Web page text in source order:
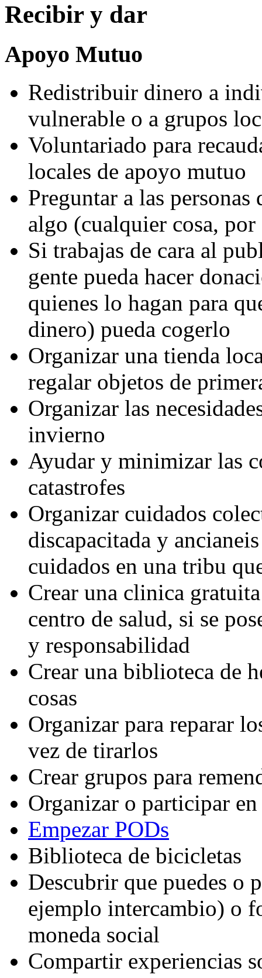
Recibir y dar
Apoyo Mutuo
Redistribuir dinero a
vulnerable o a grupos
Voluntariado para
locales de apoyo mutuo
Preguntar a las
algo (cualquier cosa,
Si trabajas de cara al
gente pueda hacer
quienes lo hagan para
dinero) pueda cogerlo
Organizar una tienda
regalar objetos de
Organizar las
invierno
Ayudar y minimizar las
catastrofes
Organizar cuidados
discapacitada y
cuidados en una tribu
Crear una clinica
centro de salud, si se
y responsabilidad
Crear una biblioteca de
cosas
Organizar para reparar
vez de tirarlos
Crear grupos para
Organizar o participar
Empezar PODs
Biblioteca de bicicletas
Descubrir que puedes o
ejemplo intercambio) o
moneda social
Compartir experiencias